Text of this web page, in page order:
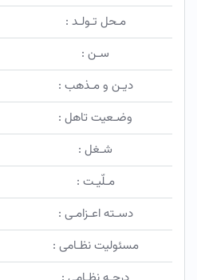
مـحل تـولـد :
سـن :
دیـن و مـذهب :
وضـعیت تاهل :
شـغل :
مـلّیـت :
دسـته اعـزامـی :
مسئولیت نظـامی :